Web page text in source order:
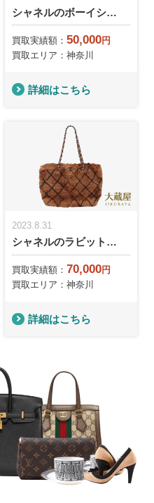
シャネルのボーイシ…
買取実績額：50,000円
買取エリア：神奈川
詳細はこちら
2023.8.31
シャネルのラビット…
買取実績額： 70,000円
買取エリア：神奈川
詳細はこちら